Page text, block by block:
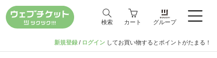
検索 カート グループ
新規登録 / ログイン してお買い物するとポイントがたまる！